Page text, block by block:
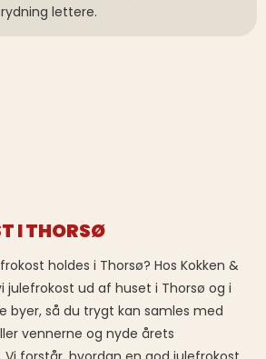
lettere.
I THORSØ
holdes i Thorsø? Hos Kokken &
julefrokost ud af huset i Thorsø og i
byer, så du trygt kan samles med
vennerne og nyde årets